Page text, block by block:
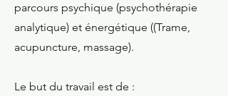
parcours psychique (psychothérapie
analytique) et énergétique ((Trame,
acupuncture, massage).
Le but du travail est de :